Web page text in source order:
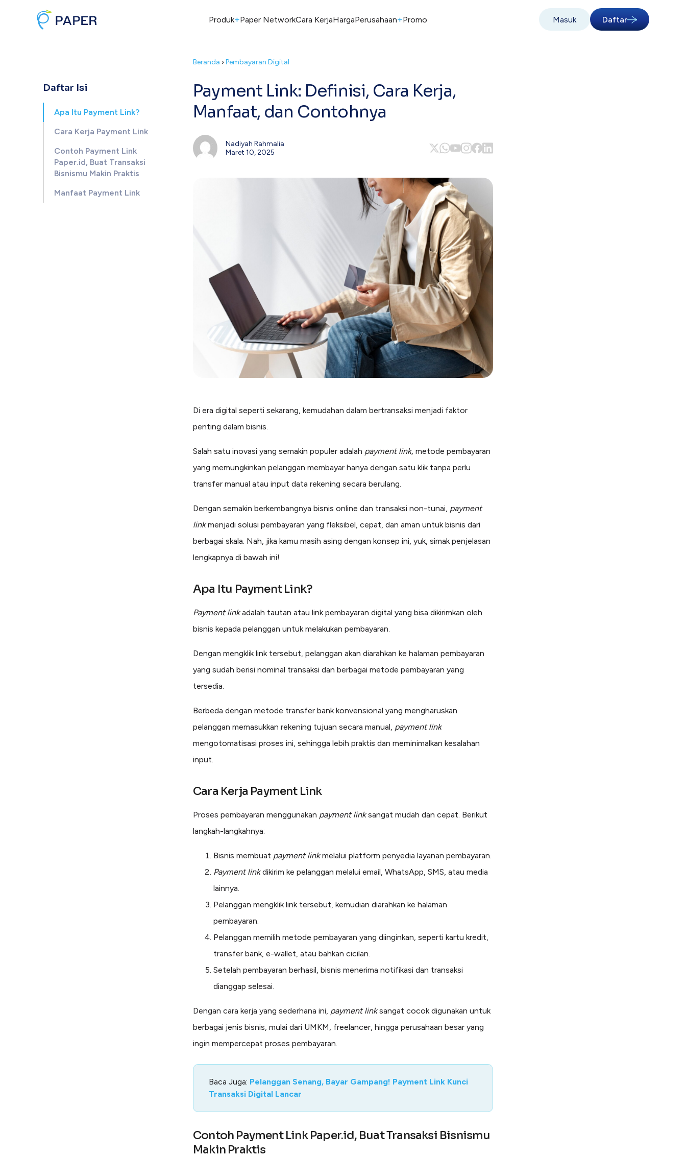
Produk+Paper NetworkCara KerjaHargaPerusahaan+Promo Masuk Daftar
Daftar Isi
Apa Itu Payment Link?
Cara Kerja Payment Link
Contoh Payment Link
Paper.id, Buat Transaksi
Bisnismu Makin Praktis
Manfaat Payment Link
Beranda › Pembayaran Digital
Payment Link: Definisi, Cara Kerja,
Manfaat, dan Contohnya
Nadiyah Rahmalia
Maret 10, 2025
Di era digital seperti sekarang, kemudahan dalam bertransaksi menjadi faktor
penting dalam bisnis.
Salah satu inovasi yang semakin populer adalah payment link, metode pembayaran
yang memungkinkan pelanggan membayar hanya dengan satu klik tanpa perlu
transfer manual atau input data rekening secara berulang.
Dengan semakin berkembangnya bisnis online dan transaksi non-tunai, payment
linkmenjadi solusi pembayaran yang fleksibel, cepat, dan aman untuk bisnis dari
berbagai skala. Nah, jika kamu masih asing dengan konsep ini, yuk, simak penjelasan
lengkapnya di bawah ini!
Apa Itu Payment Link?
Payment linkadalah tautan atau link pembayaran digital yang bisa dikirimkan oleh
bisnis kepada pelanggan untuk melakukan pembayaran.
Dengan mengklik link tersebut, pelanggan akan diarahkan ke halaman pembayaran
yang sudah berisi nominal transaksi dan berbagai metode pembayaran yang
tersedia.
Berbeda dengan metode transfer bank konvensional yang mengharuskan
pelanggan memasukkan rekening tujuan secara manual, payment link
mengotomatisasi proses ini, sehingga lebih praktis dan meminimalkan kesalahan
input.
Cara Kerja Payment Link
Proses pembayaran menggunakan payment linksangat mudah dan cepat. Berikut
langkah-langkahnya:
Bisnis membuat payment linkmelalui platform penyedia layanan pembayaran.
Payment linkdikirim ke pelanggan melalui email, WhatsApp, SMS, atau media
lainnya.
Pelanggan mengklik link tersebut, kemudian diarahkan ke halaman
pembayaran.
Pelanggan memilih metode pembayaran yang diinginkan, seperti kartu kredit,
transfer bank, e-wallet, atau bahkan cicilan.
Setelah pembayaran berhasil, bisnis menerima notifikasi dan transaksi
dianggap selesai.
Dengan cara kerja yang sederhana ini, payment linksangat cocok digunakan untuk
berbagai jenis bisnis, mulai dari UMKM, freelancer, hingga perusahaan besar yang
ingin mempercepat proses pembayaran.
Baca Juga: Pelanggan Senang, Bayar Gampang! Payment Link Kunci
Transaksi Digital Lancar
Contoh Payment Link Paper.id, Buat Transaksi Bisnismu
Makin Praktis